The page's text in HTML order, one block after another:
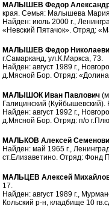
МАЛЫШЕВ Федор
края. Семья: Малышева
Найден: июль 2000 г.,
«Невский Пятачок». Отряд:
МАЛЫШЕВ Федор
г.Самарканд, ул.К.Маркса, 73.
Найден: август 1989 г.,
д.Мясной Бор. Отряд:
МАЛЫШОК Иван Павлович
Галицинский
Найден: август 1992 г.,
д.Мясной Бор. Отряд: п/о
МАЛЬКОВ Алексей
Найден: май 1965 г.,
ст.Елизаветино. Отряд: Фонд
МАЛЬЦЕВ Алексей
17.
Найден: август 1989 г.,
Кольский р-н, кладбище 10